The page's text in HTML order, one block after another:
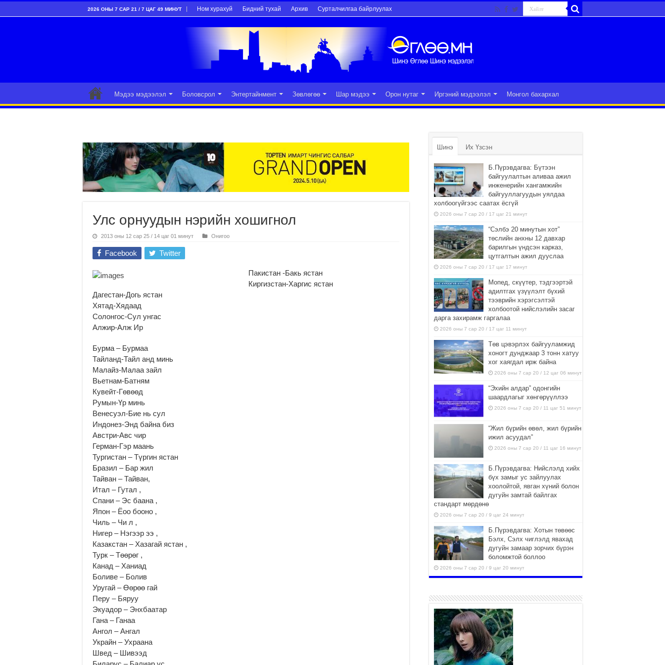
2026 ОНЫ 7 САР 21 / 7 ЦАГ 49 МИНУТ Ном хурахуй Бидний тухай Архив Сурталчилгаа байрлуулах
Мэдээ мэдээлэл Боловсрол Энтертайнмент Зөвлөгөө Шар мэдээ Орон нутаг Иргэний мэдээлэл Монгол бахархал
Улс орнуудын нэрийн хошигнол
2013 оны 12 сар 25 / 14 цаг 01 минут Онигоо
Facebook Twitter
Пакистан -Бакь ястан
Киргизстан-Харгис ястан
Дагестан-Догь ястан
Хятад-Хядаад
Солонгос-Сул унгас
Алжир-Алж Ир
Бурма – Бурмаа
Тайланд-Тайл анд минь
Малайз-Малаа зайл
Вьетнам-Батням
Кувейт-Гөвөөд
Румын-Үр минь
Венесуэл-Бие нь сул
Индонез-Энд байна биз
Австри-Авс чир
Герман-Гэр маань
Тургистан – Түргин ястан
Бразил – Бар жил
Тайван – Тайван,
Итал – Гутал ,
Спани – Эс баана ,
Япон – Ёоо бооно ,
Чиль – Чи л ,
Нигер – Нэгээр ээ ,
Казакстан – Хазагай ястан ,
Турк – Төөрөг ,
Канад – Ханиад
Боливе – Болив
Уругай – Өөрөө гай
Перу – Бяруу
Экуадор – Энхбаатар
Гана – Ганаа
Ангол – Ангал
Украйн – Ухраана
Швед – Шивээд
Шинэ Их Үзсэн
Б.Пүрэвдагва: Бүтээн
байгуулалтын аливаа ажил
инженерийн хангамжийн
байгууллагуудын уялдаа
холбоогүйгээс саатах ёсгүй
2026 оны 7 сар 20 / 17 цаг 21 минут
“Сэлбэ 20 минутын хот”
төслийн анхны 12 давхар
барилгын үндсэн карказ,
цутгалтын ажил дууслаа
2026 оны 7 сар 20 / 17 цаг 17 минут
Мопед, скүүтер, тэдгээртэй
адилтгах үзүүлэлт бүхий
тээврийн хэрэгсэлтэй
холбоотой нийслэлийн засаг
дарга захирамж гаргалаа
2026 оны 7 сар 20 / 17 цаг 11 минут
Төв цэвэрлэх байгууламжид
хоногт дунджаар 3 тонн хатуу
хог хаягдал ирж байна
2026 оны 7 сар 20 / 12 цаг 06 минут
“Эхийн алдар” одонгийн
шаардлагыг хөнгөрүүллээ
2026 оны 7 сар 20 / 11 цаг 51 минут
“Жил бүрийн өвөл, жил бүрийн
ижил асуудал”
2026 оны 7 сар 20 / 11 цаг 16 минут
Б.Пүрэвдагва: Нийслэлд хийх
бүх замыг ус зайлуулах
хоолойтой, явган хүний болон
дугуйн замтай байлгах
стандарт мөрдөнө
2026 оны 7 сар 20 / 9 цаг 24 минут
Б.Пүрэвдагва: Хотын төвөөс
Бэлх, Сэлх чиглэлд явахад
дугуйн замаар зорчих бүрэн
боломжтой боллоо
2026 оны 7 сар 20 / 9 цаг 20 минут
шугам хоолойн ажил 80
хувьтай үргэлжилж байна
2026 оны 7 сар 20 / 9 цаг 14 минут
Усархаг аадар бороо орж
байгаа тул аюулгүй байдлаа
хангаж, үер усны аюулаас
сэрэмжлэхийг нийслэлийн